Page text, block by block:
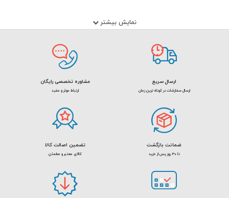
نمایش بیشتر
ارسال سریع
ارسال سفارشات در کوتاه ترین زمان
مشاوره تخصصی رایگان
ارتباط موثر و مفید
ضمانت بازگشت
تا 30 روز پس از خرید
تضمین اصالت کالا
کالای معتبر و مطمئن